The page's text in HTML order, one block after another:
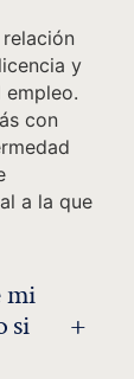
y
con
a la que
mi
si
+